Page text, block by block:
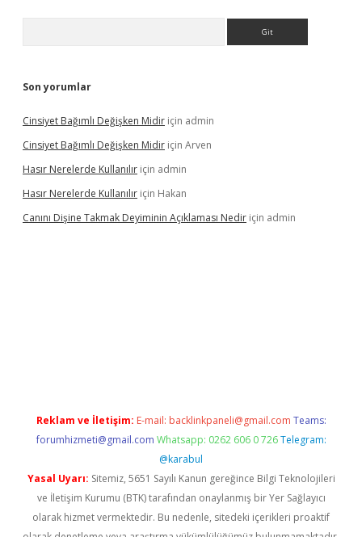
Son yorumlar
Cinsiyet Bağımlı Değişken Midir için admin
Cinsiyet Bağımlı Değişken Midir için Arven
Hasır Nerelerde Kullanılır için admin
Hasır Nerelerde Kullanılır için Hakan
Canını Dişine Takmak Deyiminin Açıklaması Nedir için admin
Reklam ve İletişim: E-mail: backlinkpaneli@gmail.com Teams:
forumhizmeti@gmail.com Whatsapp: 0262 606 0 726 Telegram:
@karabul
Yasal Uyarı: Sitemiz, 5651 Sayılı Kanun gereğince Bilgi Teknolojileri
ve İletişim Kurumu (BTK) tarafından onaylanmış bir Yer Sağlayıcı
olarak hizmet vermektedir. Bu nedenle, sitedeki içerikleri proaktif